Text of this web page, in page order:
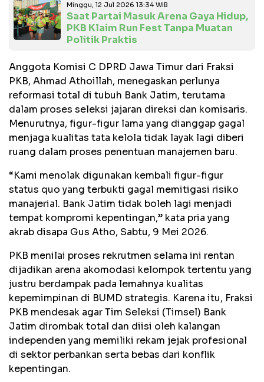
Minggu, 12 Jul 2026 13:34 WIB
Saat Partai Masuk Arena Gaya Hidup,
PKB Klaim Run Fest Tanpa Muatan
Politik Praktis
Anggota Komisi C DPRD Jawa Timur dari Fraksi
PKB, Ahmad Athoillah, menegaskan perlunya
reformasi total di tubuh Bank Jatim, terutama
dalam proses seleksi jajaran direksi dan komisaris.
Menurutnya, figur-figur lama yang dianggap gagal
menjaga kualitas tata kelola tidak layak lagi diberi
ruang dalam proses penentuan manajemen baru.
“Kami menolak digunakan kembali figur-figur
status quo yang terbukti gagal memitigasi risiko
manajerial. Bank Jatim tidak boleh lagi menjadi
tempat kompromi kepentingan,” kata pria yang
akrab disapa Gus Atho, Sabtu, 9 Mei 2026.
PKB menilai proses rekrutmen selama ini rentan
dijadikan arena akomodasi kelompok tertentu yang
justru berdampak pada lemahnya kualitas
kepemimpinan di BUMD strategis. Karena itu, Fraksi
PKB mendesak agar Tim Seleksi (Timsel) Bank
Jatim dirombak total dan diisi oleh kalangan
independen yang memiliki rekam jejak profesional
di sektor perbankan serta bebas dari konflik
kepentingan.